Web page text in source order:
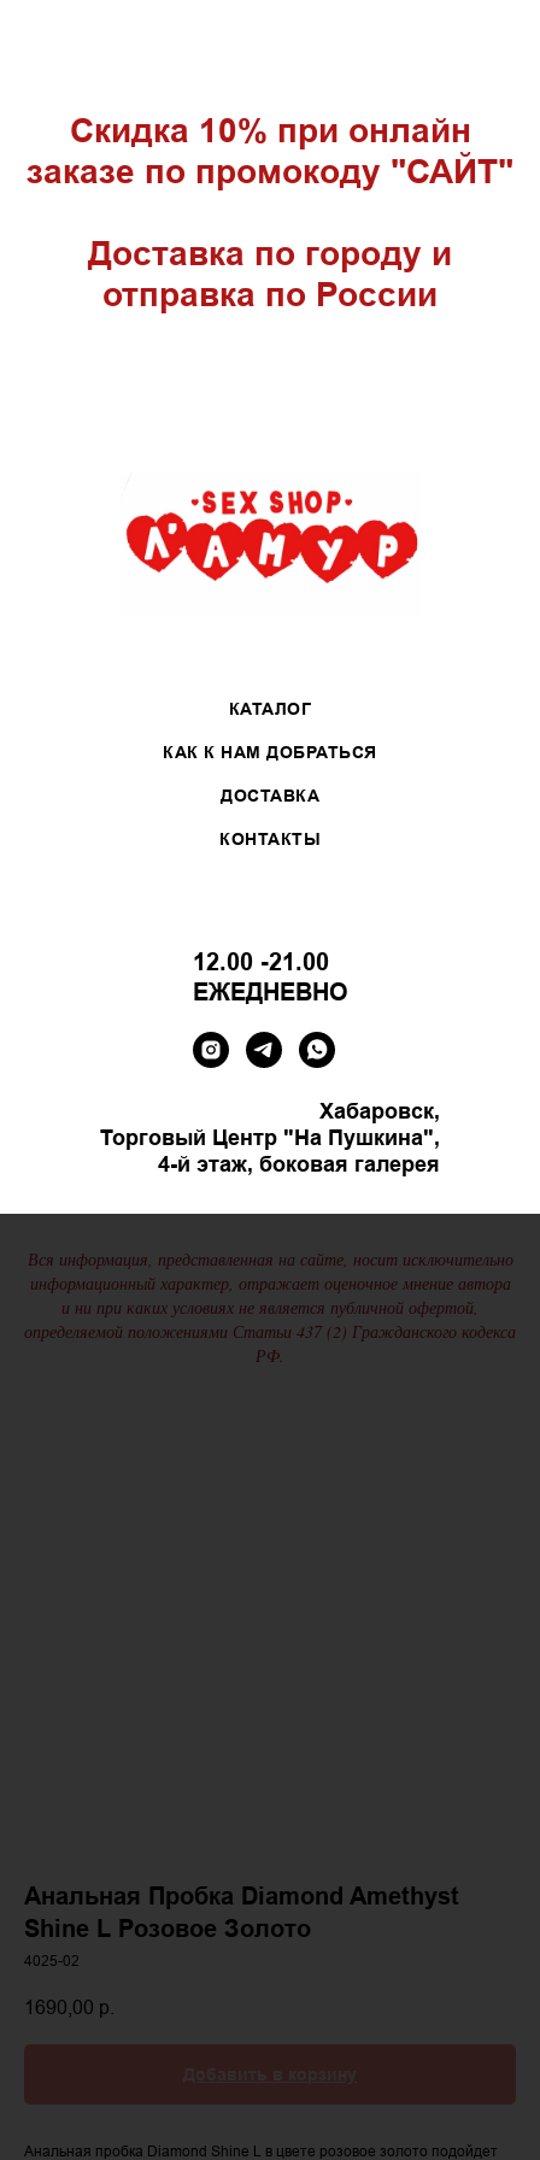
Скидка 10% при онлайн
заказе по промокоду "САЙТ"
Доставка по городу и
отправка по России
КАТАЛОГ
КАК К НАМ ДОБРАТЬСЯ
ДОСТАВКА
КОНТАКТЫ
12.00 -21.00
ЕЖЕДНЕВНО
Хабаровск,
Торговый Центр "На Пушкина",
4-й этаж, боковая галерея
Вся информация, представленная на сайте, носит исключительно
информационный характер, отражает оценочное мнение автора
и ни при каких условиях не является публичной офертой,
определяемой положениями Статьи 437 (2) Гражданского кодекса
РФ.
Анальная Пробка Diamond Amethyst
Shine L Розовое Золото
4025-02
1690,00 р.
Анальная пробка Diamond Shine L в цвете розовое золото подойдет